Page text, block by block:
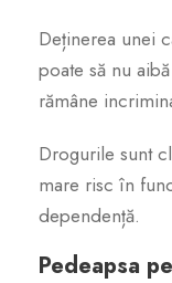
Deținerea unei
poate să nu
rămâne
Drogurile sunt
mare risc în
dependență.
Pedeapsa